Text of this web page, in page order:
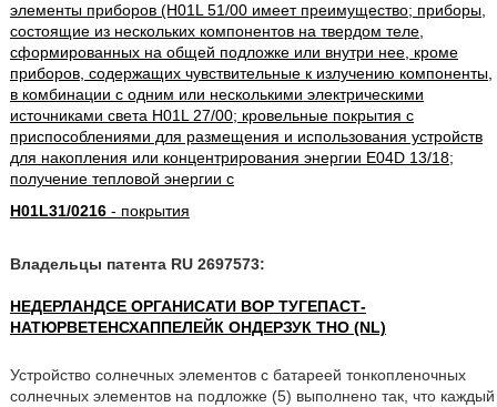
элементы приборов (H01L 51/00 имеет преимущество; приборы,
состоящие из нескольких компонентов на твердом теле,
сформированных на общей подложке или внутри нее, кроме
приборов, содержащих чувствительные к излучению компоненты,
в комбинации с одним или несколькими электрическими
источниками света H01L 27/00; кровельные покрытия с
приспособлениями для размещения и использования устройств
для накопления или концентрирования энергии E04D 13/18;
получение тепловой энергии с
H01L31/0216- покрытия
Владельцы патента RU 2697573:
НЕДЕРЛАНДСЕ ОРГАНИСАТИ ВОР ТУГЕПАСТ-
НАТЮРВЕТЕНСХАППЕЛЕЙК ОНДЕРЗУК ТНО (NL)
Устройство солнечных элементов с батареей тонкопленочных
солнечных элементов на подложке (5) выполнено так, что каждый